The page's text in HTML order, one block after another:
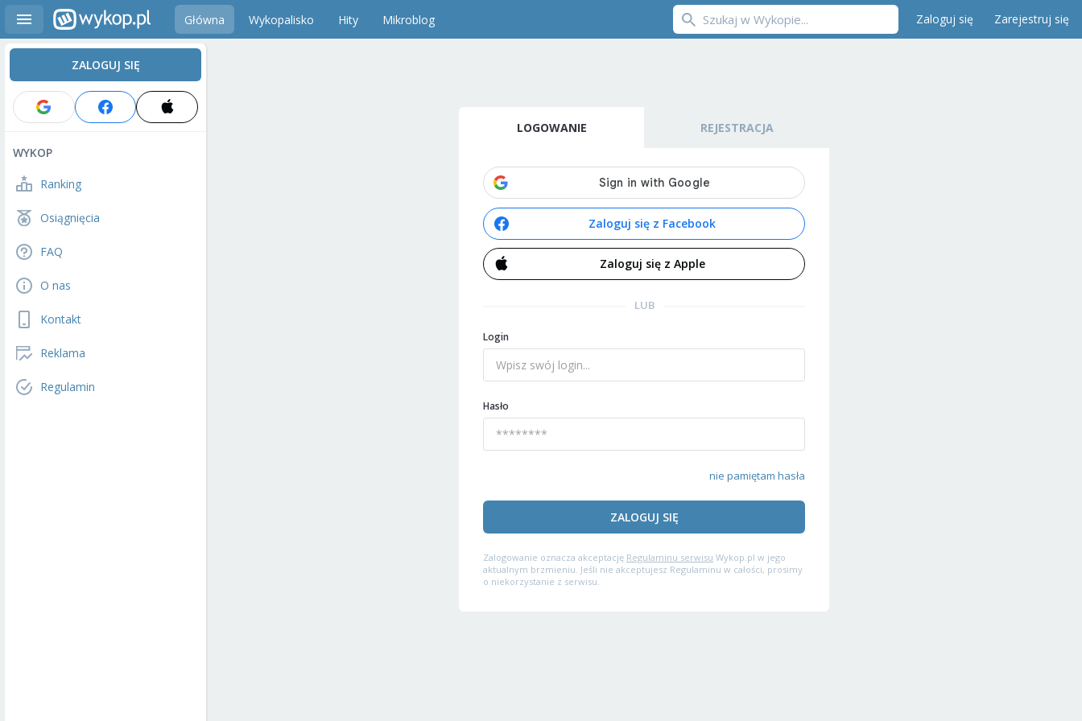
Główna Wykopalisko Hity Mikroblog Zaloguj się Zarejestruj się
ZALOGUJ SIĘ
WYKOP
Ranking
Osiągnięcia
FAQ
O nas
Kontakt
Reklama
Regulamin
LOGOWANIE REJESTRACJA
Zaloguj się z Facebook
Zaloguj się z Apple
LUB
Login
Hasło
nie pamiętam hasła
ZALOGUJ SIĘ
Zalogowanie oznacza akceptację Regulaminu serwisu Wykop.pl w jego
aktualnym brzmieniu. Jeśli nie akceptujesz Regulaminu w całości, prosimy
o niekorzystanie z serwisu.